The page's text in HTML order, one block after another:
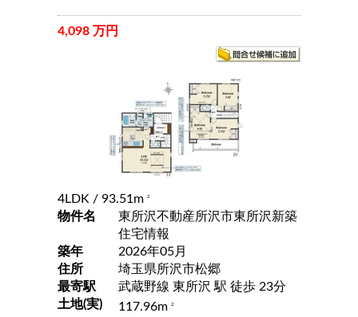
4,098 万円
4LDK / 93.51m 2
物件名
東所沢不動産所沢市東所沢新築
住宅情報
築年
2026年05月
住所
埼玉県所沢市松郷
最寄駅
武蔵野線 東所沢 駅 徒歩 23分
土地(実)
117.96m 2